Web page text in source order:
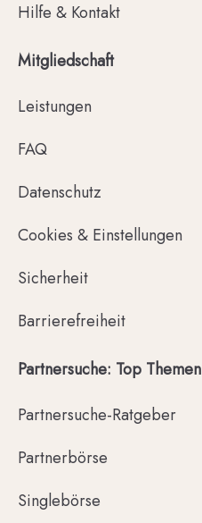
Hilfe & Kontakt
Mitgliedschaft
Leistungen
FAQ
Datenschutz
Cookies & Einstellungen
Sicherheit
Barrierefreiheit
Partnersuche: Top Themen
Partnersuche-Ratgeber
Partnerbörse
Singlebörse